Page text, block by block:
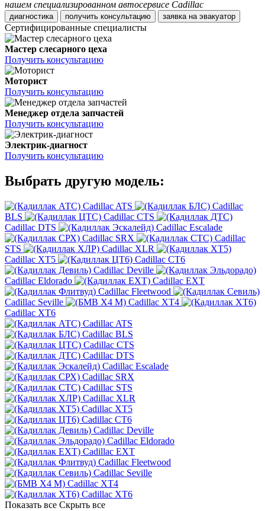
нашем специализированном автосервисе Cadillac
диагностика получить консультацию заявка на эвакуатор
Сертифицированные специалисты
Мастер слесарного цеха
Получить консультацию
Моторист
Получить консультацию
Менеджер отдела запчастей
Получить консультацию
Электрик-диагност
Получить консультацию
Выбрать другую модель:
Cadillac ATS
Cadillac
BLS
Cadillac CTS
Cadillac DTS
Cadillac Escalade
Cadillac SRX
Cadillac
STS
Cadillac XLR
Cadillac XT5
Cadillac CT6
Cadillac Deville
Cadillac Eldorado
Cadillac EXT
Cadillac Fleetwood
Cadillac Seville
Cadillac XT4
Cadillac XT6
Cadillac ATS
Cadillac BLS
Cadillac CTS
Cadillac DTS
Cadillac Escalade
Cadillac SRX
Cadillac STS
Cadillac XLR
Cadillac XT5
Cadillac CT6
Cadillac Deville
Cadillac Eldorado
Cadillac EXT
Cadillac Fleetwood
Cadillac Seville
Cadillac XT4
Cadillac XT6
Показать все Скрыть все